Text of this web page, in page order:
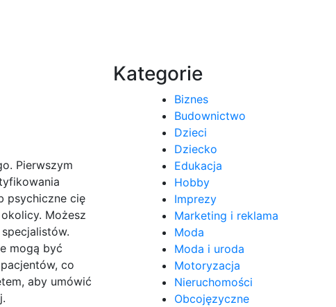
Pierwszym
psychiczne cię
Możesz
mogą być
co
aby umówić
Kategorie
Biznes
Budownictwo
Dzieci
Dziecko
Edukacja
Hobby
Imprezy
Marketing i reklama
Moda
Moda i uroda
Motoryzacja
Nieruchomości
Obcojęzyczne